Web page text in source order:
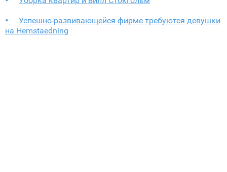
Успешно-развивающейся фирме требуются девушки
на Hemstaedning